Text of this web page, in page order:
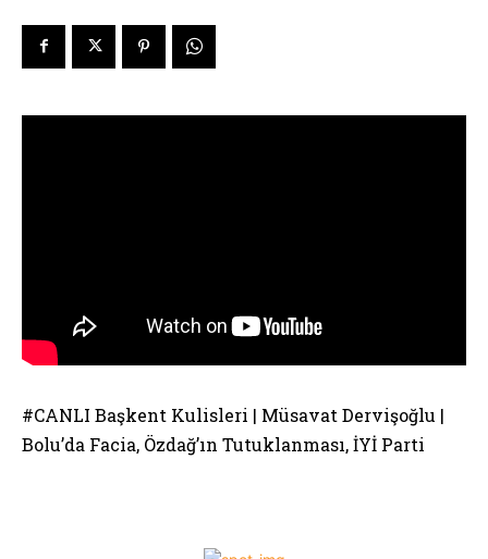
#CANLI Başkent Kulisleri | Müsavat Dervişoğlu |
Bolu’da Facia, Özdağ’ın Tutuklanması, İYİ Parti